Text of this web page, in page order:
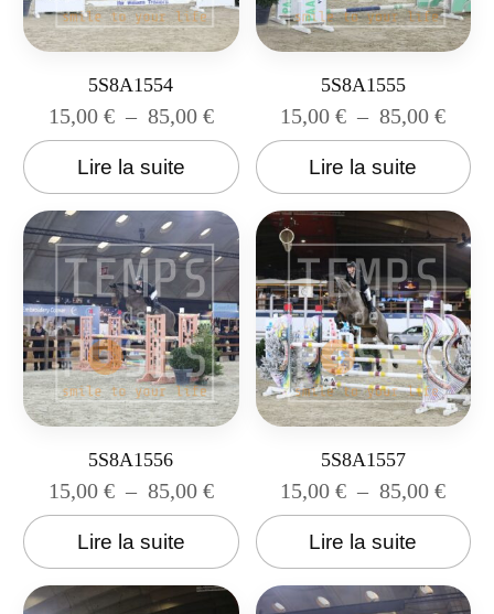
5S8A1554
15,00 € – 85,00 €
Lire la suite
5S8A1555
15,00€ – 85,00€
Lire la suite
5S8A1556
15,00 € – 85,00 €
Lire la suite
5S8A1557
15,00€ – 85,00€
Lire la suite